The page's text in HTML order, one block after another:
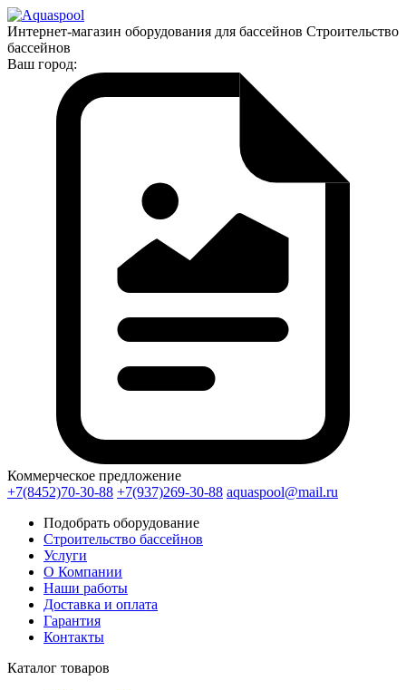
Интернет-магазин оборудования для бассейнов Строительство
бассейнов
Ваш город:
Коммерческое предложение
+7(8452)70-30-88 +7(937)269-30-88 aquaspool@mail.ru
Подобрать оборудование
Строительство бассейнов
Услуги
О Компании
Наши работы
Доставка и оплата
Гарантия
Контакты
Каталог товаров